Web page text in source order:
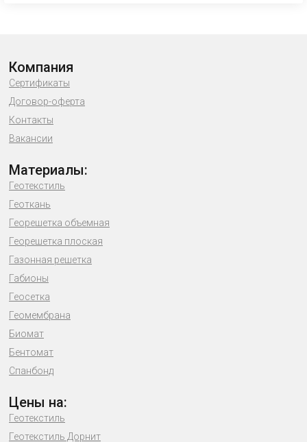
Компания
Сертификаты
Договор-оферта
Контакты
Вакансии
Материалы:
Геотекстиль
Геоткань
Георешетка объемная
Георешетка плоская
Газонная решетка
Габионы
Геосетка
Геомембрана
Биомат
Бентомат
Спанбонд
Цены на:
Геотекстиль
Геотекстиль Дорнит